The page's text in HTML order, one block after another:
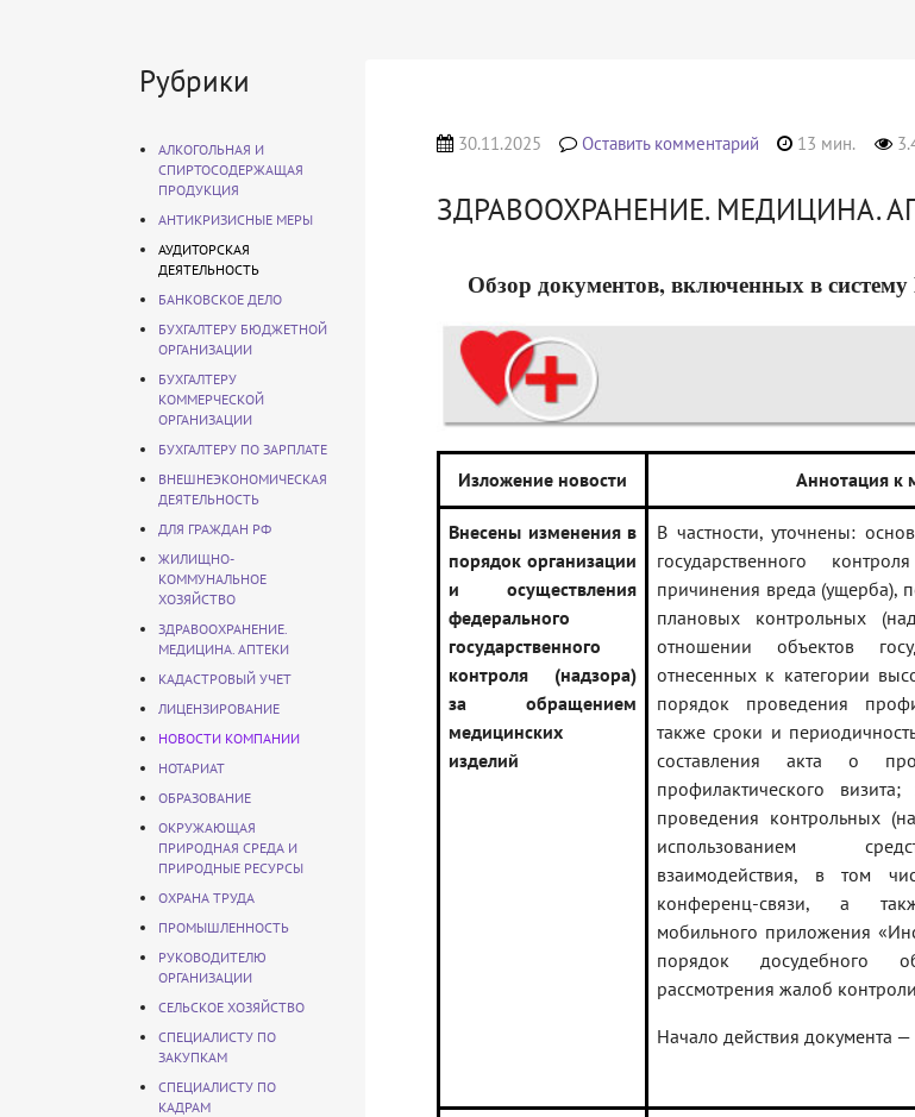
Рубрики
АЛКОГОЛЬНАЯ И
СПИРТОСОДЕРЖАЩАЯ
ПРОДУКЦИЯ
АНТИКРИЗИСНЫЕ МЕРЫ
АУДИТОРСКАЯ
ДЕЯТЕЛЬНОСТЬ
БАНКОВСКОЕ ДЕЛО
БУХГАЛТЕРУ БЮДЖЕТНОЙ
ОРГАНИЗАЦИИ
БУХГАЛТЕРУ
КОММЕРЧЕСКОЙ
ОРГАНИЗАЦИИ
БУХГАЛТЕРУ ПО ЗАРПЛАТЕ
ВНЕШНЕЭКОНОМИЧЕСКАЯ
ДЕЯТЕЛЬНОСТЬ
ДЛЯ ГРАЖДАН РФ
ЖИЛИЩНО-
КОММУНАЛЬНОЕ
ХОЗЯЙСТВО
ЗДРАВООХРАНЕНИЕ.
МЕДИЦИНА. АПТЕКИ
КАДАСТРОВЫЙ УЧЕТ
ЛИЦЕНЗИРОВАНИЕ
НОВОСТИ КОМПАНИИ
НОТАРИАТ
ОБРАЗОВАНИЕ
ОКРУЖАЮЩАЯ
ПРИРОДНАЯ СРЕДА И
ПРИРОДНЫЕ РЕСУРСЫ
ОХРАНА ТРУДА
ПРОМЫШЛЕННОСТЬ
РУКОВОДИТЕЛЮ
ОРГАНИЗАЦИИ
СЕЛЬСКОЕ ХОЗЯЙСТВО
СПЕЦИАЛИСТУ ПО
ЗАКУПКАМ
СПЕЦИАЛИСТУ ПО
КАДРАМ
30.11.2025 Оставить комментарий 13 мин.
ЗДРАВООХРАНЕНИЕ. МЕДИЦИНА.
Обзор документов, включенных в систему
Изложение новости Аннотация к
Внесены изменения в
порядок организации
и осуществления
федерального
государственного
контроля (надзора)
за обращением
медицинских
изделий
В частности, уточнены:
государственного
причинения вреда (ущерба),
плановых контрольных
отношении объектов
отнесенных к категории
порядок проведения
также сроки и
составления акта о
профилактического
проведения контрольных
использованием
взаимодействия, в том
конференц-связи, а
мобильного приложения
порядок досудебного
рассмотрения жалоб
Начало действия документа